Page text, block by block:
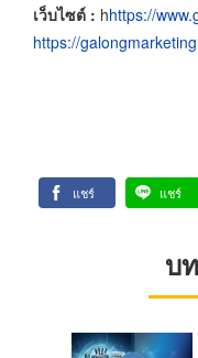
เว็บไซต์ : hhttps://
https://
แชร์ แชร์
บ